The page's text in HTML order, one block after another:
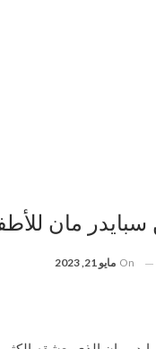
مان للأطفال
On مايو 21, 2023